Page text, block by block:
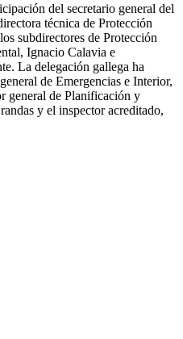
del secretario general del
técnica de Protección
subdirectores de Protección
Ignacio Calavia e
La delegación gallega ha
de Emergencias e Interior,
general de Planificación y
y el inspector acreditado,